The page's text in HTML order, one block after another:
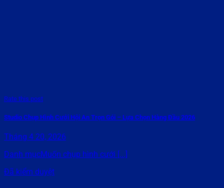
Rate this post
Studio Chụp Hình Cưới Hội An Trọn Gói – Lựa Chọn Hàng Đầu 2026
Tháng 4 20, 2026
Danh mụcMuốn chụp hình cưới [...]
Đã kiểm duyệt